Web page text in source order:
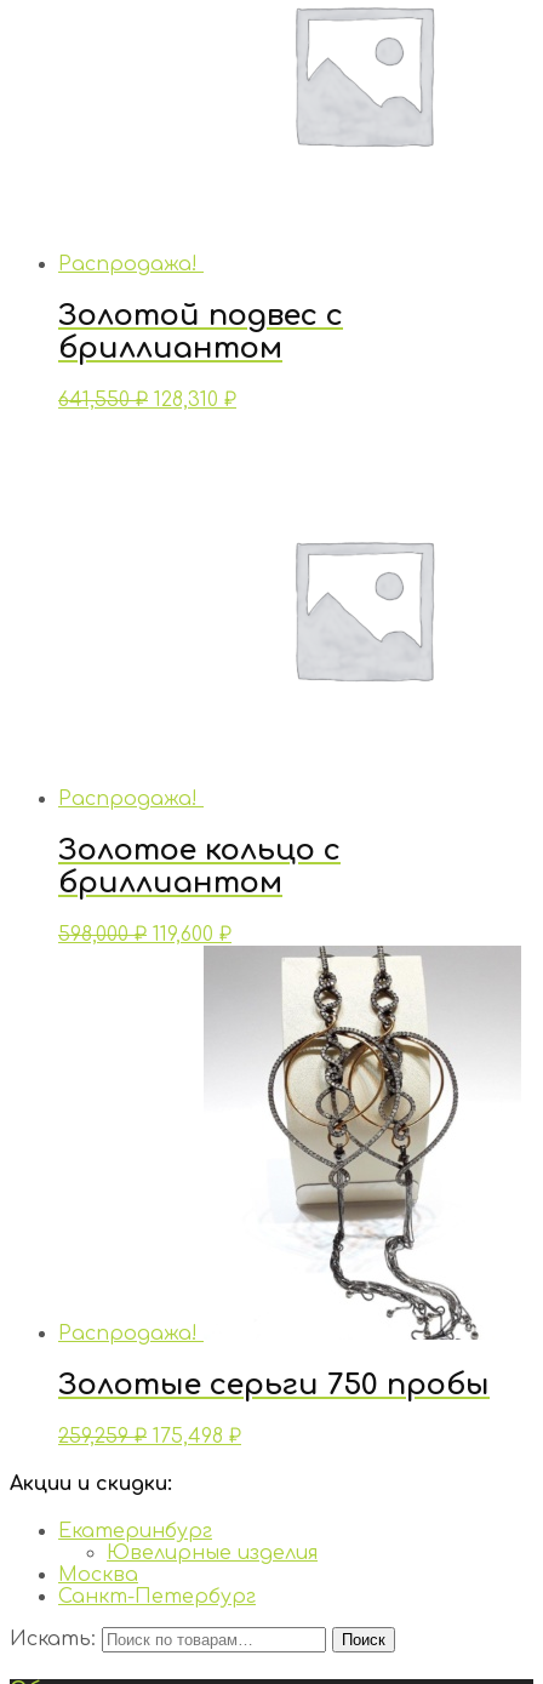
Распродажа!
Золотой подвес с
бриллиантом
641,550₽ 128,310 ₽
Распродажа!
Золотое кольцо с
бриллиантом
598,000₽ 119,600 ₽
Распродажа!
Золотые серьги 750 пробы
259,259₽ 175,498 ₽
Акции и скидки:
Екатеринбург
Ювелирные изделия
Москва
Санкт-Петербург
Искать:
Поиск